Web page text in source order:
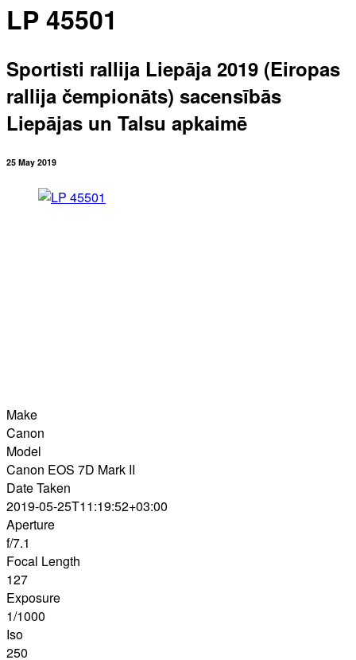
LP 45501
Sportisti rallija Liepāja 2019 (Eiropas
rallija čempionāts) sacensībās
Liepājas un Talsu apkaimē
25 May 2019
Make
Canon
Model
Canon EOS 7D Mark II
Date Taken
2019-05-25T11:19:52+03:00
Aperture
f/7.1
Focal Length
127
Exposure
1/1000
Iso
250